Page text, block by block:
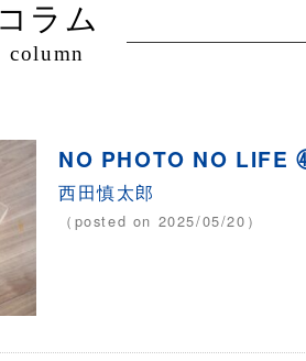
コラム
column
NO PHOTO NO LIFE
西田慎太郎
（posted on 2025/05/20）